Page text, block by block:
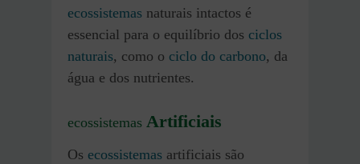
ecossistemas naturais intactos é
essencial para o equilíbrio dos ciclos
naturais, como o ciclo do carbono, da
água e dos nutrientes.
ecossistemas Artificiais
Os ecossistemas artificiais são